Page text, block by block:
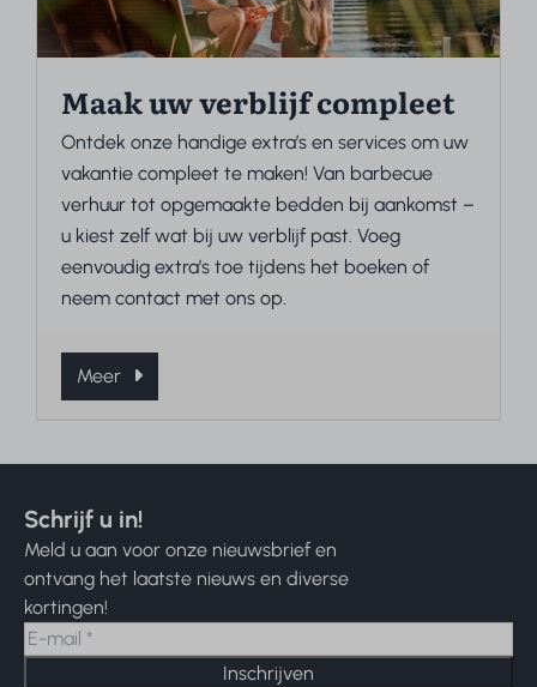
Maak uw verblijf compleet
Ontdek onze handige extra’s en services om uw
vakantie compleet te maken! Van barbecue
verhuur tot opgemaakte bedden bij aankomst –
u kiest zelf wat bij uw verblijf past. Voeg
eenvoudig extra’s toe tijdens het boeken of
neem contact met ons op.
Meer
Schrijf u in!
Meld u aan voor onze nieuwsbrief en
ontvang het laatste nieuws en diverse
kortingen!
Inschrijven